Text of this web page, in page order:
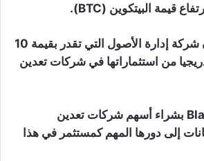
بحسب الباحثين، فإن شركة إدارة الأصول التي تقدر بقيمة 10
من استثماراتها في شركات تعدين
حيث تقوم BlackRock بشراء أسهم شركات تعدين
إلى دورها المهم كمستثمر في هذا